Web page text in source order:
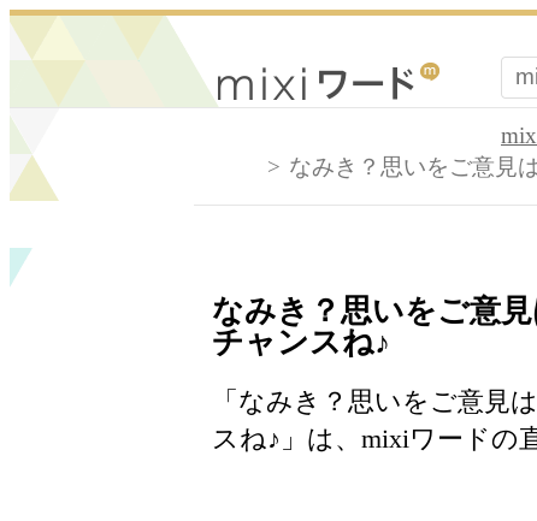
なみき？思いをご意見
なみき？思いをご意
チャンスね♪
「なみき？思いをご意見
スね♪」は、mixiワードの